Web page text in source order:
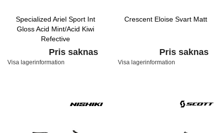
Specialized Ariel Sport Int
Gloss Acid Mint/Acid Kiwi
Refective
Pris saknas
Visa lagerinformation
Crescent Eloise Svart Matt
Pris saknas
Visa lagerinformation